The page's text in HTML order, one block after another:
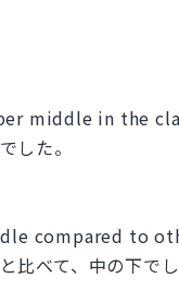
middle in the
した。
compared to
比べて、中の下でし